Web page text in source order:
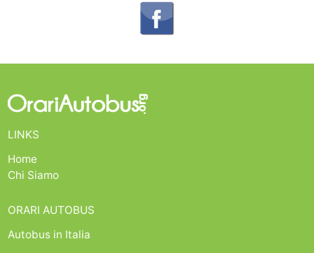
LINKS
Home
Chi Siamo
ORARI AUTOBUS
Autobus in Italia